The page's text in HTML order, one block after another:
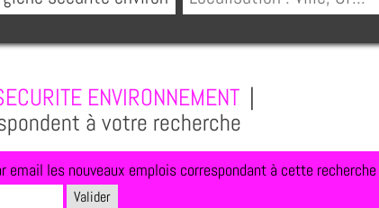
ENVIRONNEMENT
à votre recherche
email les nouveaux emplois correspondant à cette recherche